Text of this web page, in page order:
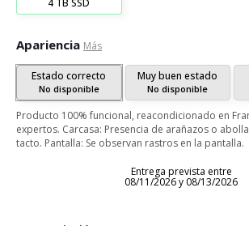
4 TB SSD
Apariencia Más
Estado correcto
No disponible
Muy buen estado
No disponible
Producto 100% funcional, reacondicionado en
expertos. Carcasa: Presencia de arañazos o
tacto. Pantalla: Se observan rastros en la pantalla.
Entrega prevista entre
08/11/2026 y 08/13/2026